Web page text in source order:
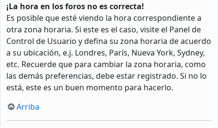
¡La hora en los foros no es correcta!
Es posible que esté viendo la hora correspondiente a
otra zona horaria. Si este es el caso, visite el Panel de
Control de Usuario y defina su zona horaria de acuerdo
a su ubicación, e.j. Londres, París, Nueva York, Sydney,
etc. Recuerde que para cambiar la zona horaria, como
las demás preferencias, debe estar registrado. Si no lo
está, este es un buen momento para hacerlo.
Arriba